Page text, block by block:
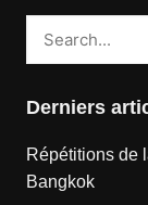
Derniers
Répétitions de
Bangkok